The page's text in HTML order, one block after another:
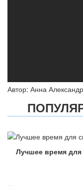
Автор: Анна
Лучшее время для